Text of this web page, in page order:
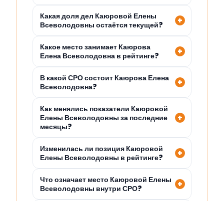
Какая доля дел Каюровой Елены
Всеволодовны остаётся текущей?
Какое место занимает Каюрова
Елена Всеволодовна в рейтинге?
В какой СРО состоит Каюрова Елена
Всеволодовна?
Как менялись показатели Каюровой
Елены Всеволодовны за последние
месяцы?
Изменилась ли позиция Каюровой
Елены Всеволодовны в рейтинге?
Что означает место Каюровой Елены
Всеволодовны внутри СРО?